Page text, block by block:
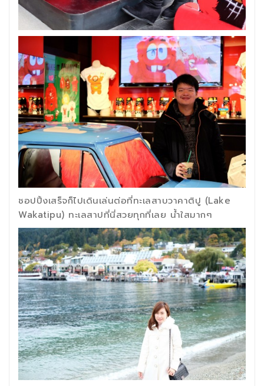
ชอปปิ้งเสร็จก็ไปเดินเล่นต่อที่ทะเลสาบวาคาติปู (Lake
Wakatipu) ทะเลสาปที่นี่สวยทุกที่เลย น้ำใสมากๆ